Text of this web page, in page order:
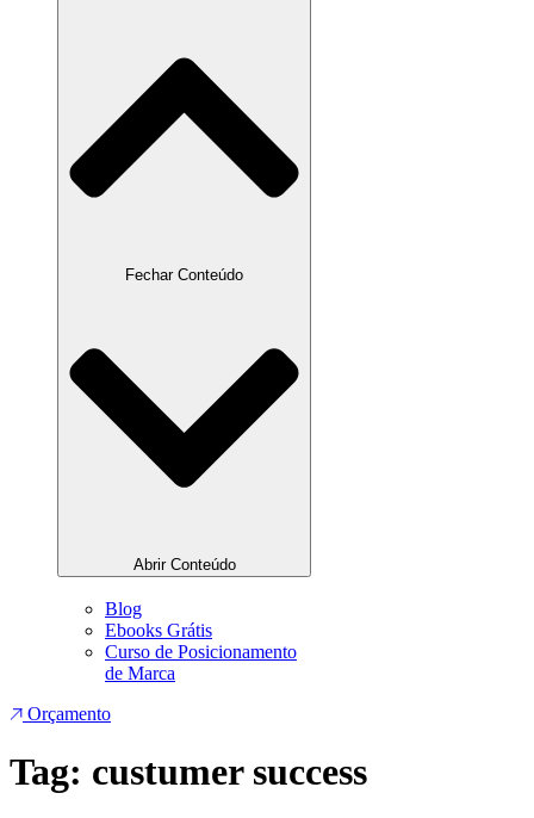
Fechar Conteúdo
Abrir Conteúdo
Blog
Ebooks Grátis
Curso de Posicionamento
de Marca
Orçamento
Tag: custumer success